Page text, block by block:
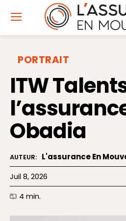
PORTRAIT
ITW
Obadia
AUTEUR: L'assurance En
Juil 8, 2026
4 min.